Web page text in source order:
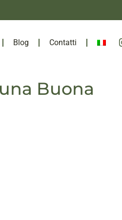
Blog Contatti
Buona